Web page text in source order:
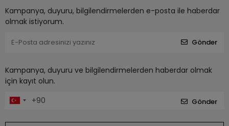
Kampanya, duyuru, bilgilendirmelerden e-posta ile haberdar
olmak istiyorum.
Gönder
Kampanya, duyuru ve bilgilendirmelerden haberdar olmak
için kayıt olun.
Gönder